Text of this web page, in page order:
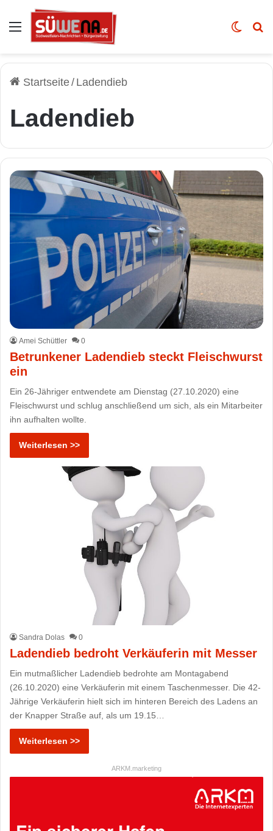
Auswahl Skin
Startseite/ Ladendieb
Ladendieb
Amei Schüttler 0
Betrunkener Ladendieb steckt Fleischwurst
ein
Ein 26-Jähriger entwendete am Dienstag (27.10.2020) eine
Fleischwurst und schlug anschließend um sich, als ein Mitarbeiter
ihn aufhalten wollte.
Weiterlesen >>
Sandra Dolas 0
Ladendieb bedroht Verkäuferin mit Messer
Ein mutmaßlicher Ladendieb bedrohte am Montagabend
(26.10.2020) eine Verkäuferin mit einem Taschenmesser. Die 42-
Jährige Verkäuferin hielt sich im hinteren Bereich des Ladens an
der Knapper Straße auf, als um 19.15…
Weiterlesen >>
ARKM.marketing